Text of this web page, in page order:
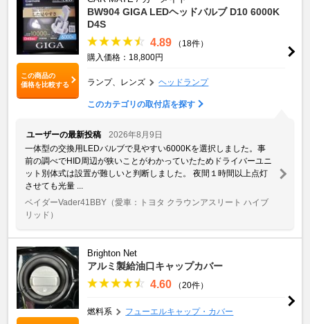
この商品の
価格を比較する
BW904 GIGA LEDヘッドバルブ D10 6000K
D4S
4.89
（18件）
購入価格：18,800円
ランプ、レンズ ヘッドランプ
このカテゴリの取付店を探す
ユーザーの最新投稿
2026年8月9日
一体型の交換用LEDバルブで見やすい6000Kを選択しました。事
前の調べでHID周辺が狭いことがわかっていたためドライバーユニ
ット別体式は設置が難しいと判断しました。 夜間１時間以上点灯
させても光量 ...
ベイダーVader41BBY （愛車：トヨタ クラウンアスリート ハイブ
リッド）
Brighton Net
アルミ製給油口キャップカバー
4.60 （20件）
燃料系 フューエルキャップ・カバー